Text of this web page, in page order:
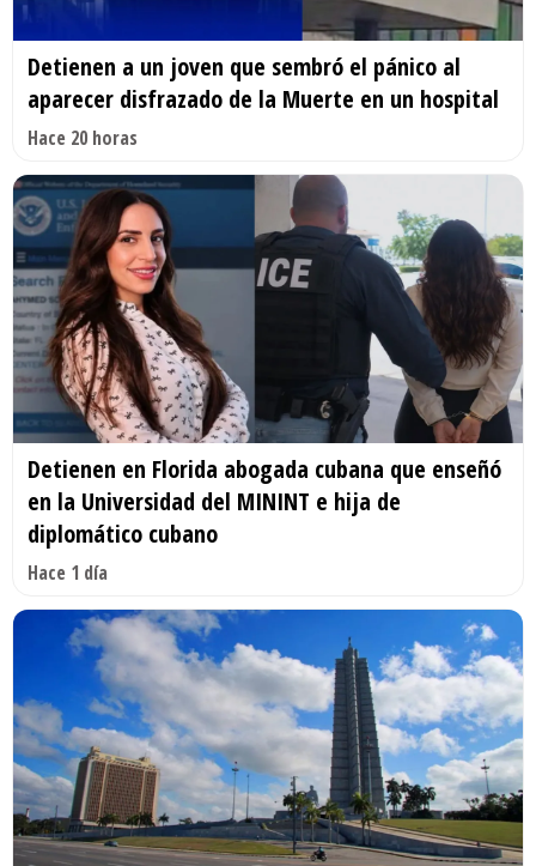
Detienen a un joven que sembró el pánico al
aparecer disfrazado de la Muerte en un hospital
Hace 20 horas
Detienen en Florida abogada cubana que enseñó
en la Universidad del MININT e hija de
diplomático cubano
Hace 1 día